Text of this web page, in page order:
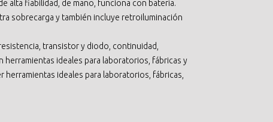
alta fiabilidad, de mano, funciona con batería.
sobrecarga y también incluye retroiluminación
transistor y diodo, continuidad,
herramientas ideales para laboratorios, fábricas y
ideales para laboratorios, fábricas,